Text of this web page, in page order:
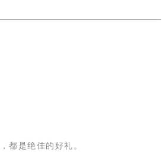
都是绝佳的好礼。